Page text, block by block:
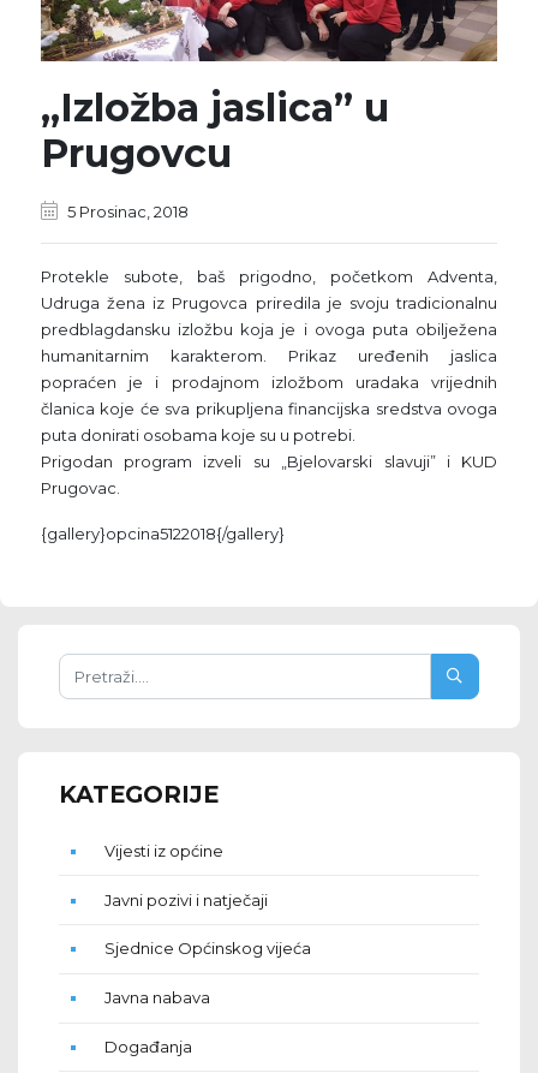
„Izložba jaslica” u
Prugovcu
5 Prosinac, 2018
Protekle subote, baš prigodno, početkom Adventa,
Udruga žena iz Prugovca priredila je svoju tradicionalnu
predblagdansku izložbu koja je i ovoga puta obilježena
humanitarnim karakterom. Prikaz uređenih jaslica
popraćen je i prodajnom izložbom uradaka vrijednih
članica koje će sva prikupljena financijska sredstva ovoga
puta donirati osobama koje su u potrebi.
Prigodan program izveli su „Bjelovarski slavuji” i KUD
Prugovac.
{gallery}opcina5122018{/gallery}
KATEGORIJE
Vijesti iz općine
Javni pozivi i natječaji
Sjednice Općinskog vijeća
Javna nabava
Događanja